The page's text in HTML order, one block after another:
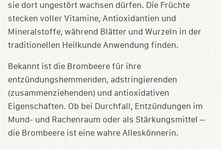
sie dort ungestört wachsen dürfen. Die Früchte
stecken voller Vitamine, Antioxidantien und
Mineralstoffe, während Blätter und Wurzeln in der
traditionellen Heilkunde Anwendung finden.
Bekannt ist die Brombeere für ihre
entzündungshemmenden, adstringierenden
(zusammenziehenden) und antioxidativen
Eigenschaften. Ob bei Durchfall, Entzündungen im
Mund- und Rachenraum oder als Stärkungsmittel –
die Brombeere ist eine wahre Alleskönnerin.